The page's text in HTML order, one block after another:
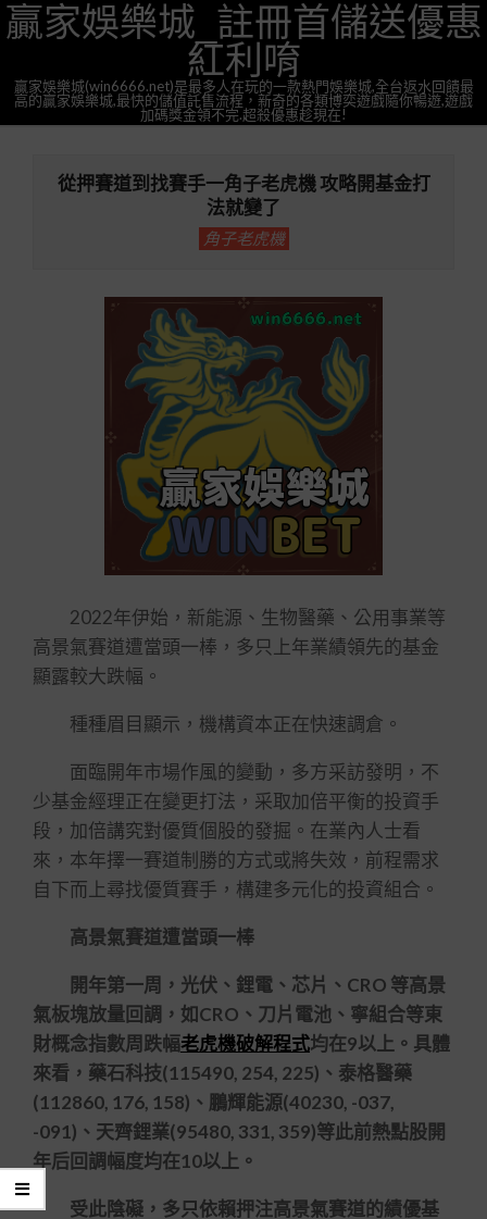
Skip
to贏家娛樂城_註冊首儲送優惠
紅利唷
贏家娛樂城(win6666.net)是最多人在玩的一款熱門娛樂城,全台返水回饋最
高的贏家娛樂城,最快的儲值託售流程，新奇的各類博奕遊戲隨你暢遊,遊戲
加碼獎金領不完.超殺優惠趁現在!
從押賽道到找賽手一角子老虎機 攻略開基金打
法就變了
角子老虎機
2022年伊始，新能源、生物醫藥、公用事業等
高景氣賽道遭當頭一棒，多只上年業績領先的基金
顯露較大跌幅。
種種眉目顯示，機構資本正在快速調倉。
面臨開年市場作風的變動，多方采訪發明，不
少基金經理正在變更打法，采取加倍平衡的投資手
段，加倍講究對優質個股的發掘。在業內人士看
來，本年擇一賽道制勝的方式或將失效，前程需求
自下而上尋找優質賽手，構建多元化的投資組合。
高景氣賽道遭當頭一棒
開年第一周，光伏、鋰電、芯片、CRO 等高景
氣板塊放量回調，如CRO、刀片電池、寧組合等東
財概念指數周跌幅老虎機破解程式均在9以上。具體
來看，藥石科技(115490, 254, 225)、泰格醫藥
(112860, 176, 158)、鵬輝能源(40230, -037,
-091)、天齊鋰業(95480, 331, 359)等此前熱點股開
年后回調幅度均在10以上。
受此陰礙，多只依賴押注高景氣賽道的績優基